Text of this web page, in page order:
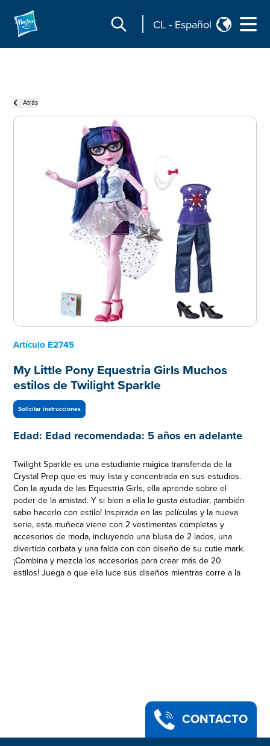
CL - Español
Atrás
Artículo E2745
My Little Pony Equestria Girls Muchos
estilos de Twilight Sparkle
Solicitar instrucciones
Edad: Edad recomendada: 5 años en adelante
Twilight Sparkle es una estudiante mágica transferida de la
Crystal Prep que es muy lista y concentrada en sus estudios.
Con la ayuda de las Equestria Girls, ella aprende sobre el
poder de la amistad. Y si bien a ella le gusta estudiar, ¡también
sabe hacerlo con estilo! Inspirada en las películas y la nueva
serie, esta muñeca viene con 2 vestimentas completas y
accesorios de moda, incluyendo una blusa de 2 lados, una
divertida corbata y una falda con con diseño de su cutie mark.
¡Combina y mezcla los accesorios para crear más de 20
estilos! Juega a que ella luce sus diseños mientras corre a la
• Viene con 2 vestimentas completas incluyendo una blusa de
• Crea más de 20 estilos con los accesorios de moda
CONTACTO